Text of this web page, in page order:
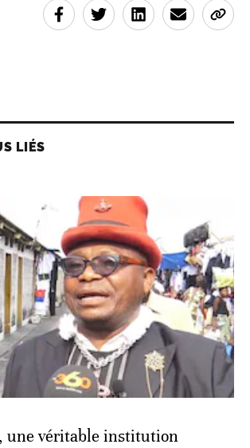
LIÉS
une véritable institution